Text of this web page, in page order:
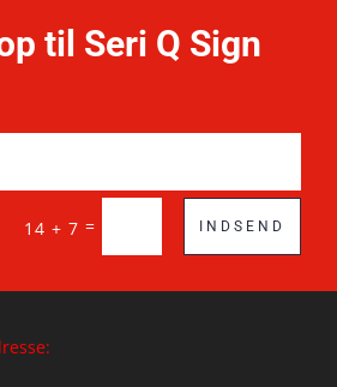
til Seri Q Sign
14 + 7 = INDSEND